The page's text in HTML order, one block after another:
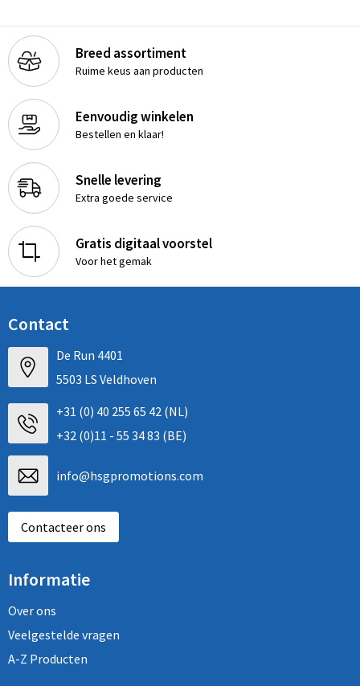
Breed assortiment
Ruime keus aan producten
Eenvoudig winkelen
Bestellen en klaar!
Snelle levering
Extra goede service
Gratis digitaal voorstel
Voor het gemak
Contact
De Run 4401
5503 LS Veldhoven
+31 (0) 40 255 65 42 (NL)
+32 (0)11 - 55 34 83 (BE)
info@hsgpromotions.com
Contacteer ons
Informatie
Over ons
Veelgestelde vragen
A-Z Producten